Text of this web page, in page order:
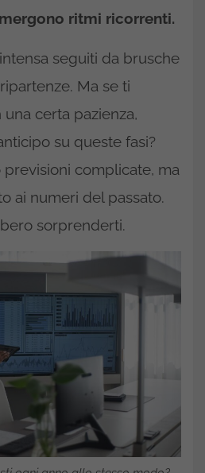
ritmi ricorrenti.
seguiti da brusche
Ma se ti
certa pazienza,
su queste fasi?
previsioni complicate, ma
ai numeri del passato.
sorprenderti.